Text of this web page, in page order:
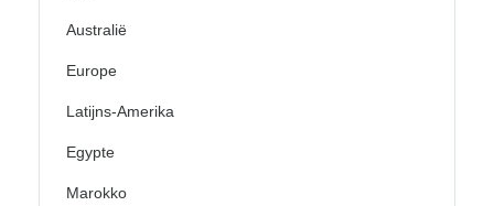
Australië
Europe
Latijns-Amerika
Egypte
Marokko